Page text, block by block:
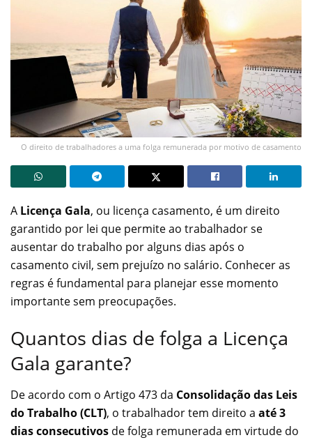
O direito de trabalhadores a uma folga remunerada por motivo de casamento
A Licença Gala, ou licença casamento, é um direito
garantido por lei que permite ao trabalhador se
ausentar do trabalho por alguns dias após o
casamento civil, sem prejuízo no salário. Conhecer as
regras é fundamental para planejar esse momento
importante sem preocupações.
Quantos dias de folga a Licença
Gala garante?
De acordo com o Artigo 473 da Consolidação das Leis
do Trabalho (CLT), o trabalhador tem direito a até 3
dias consecutivos de folga remunerada em virtude do